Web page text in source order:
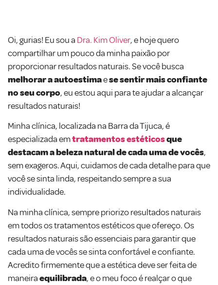
Oi, gurias! Eu sou a Dra. Kim Oliver, e hoje quero
compartilhar um pouco da minha paixão por
proporcionar resultados naturais. Se você busca
melhorar a autoestimaese sentir mais confiante
no seu corpo, eu estou aqui para te ajudar a alcançar
resultados naturais!
Minha clínica, localizada na Barra da Tijuca, é
especializada emtratamentos estéticosque
destacam a beleza natural de cada uma de vocês,
sem exageros. Aqui, cuidamos de cada detalhe para que
você se sinta linda, respeitando sempre a sua
individualidade.
Na minha clínica, sempre priorizo resultados naturais
em todos os tratamentos estéticos que ofereço. Os
resultados naturais são essenciais para garantir que
cada uma de vocês se sinta confortável e confiante.
Acredito firmemente que a estética deve ser feita de
maneiraequilibrada, e o meu foco é realçar o que